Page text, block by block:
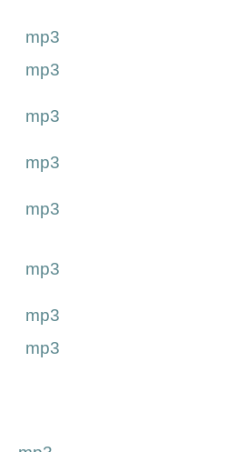
mp3
mp3
mp3
mp3
mp3
mp3
mp3
mp3